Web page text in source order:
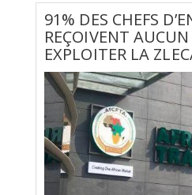
91% DES CHEFS
REÇOIVENT
EXPLOITER LA